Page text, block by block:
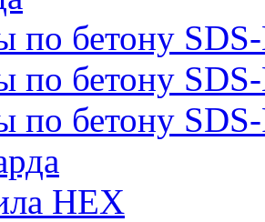
по бетону
по бетону
по бетону
HEX